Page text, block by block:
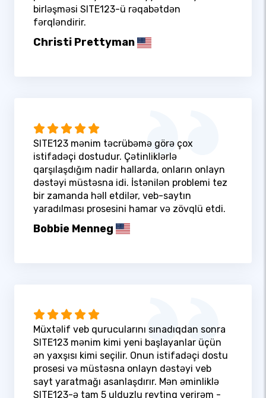
birləşməsi SITE123-ü rəqabətdən
fərqləndirir.
Christi Prettyman
SITE123 mənim təcrübəmə görə çox
istifadəçi dostudur. Çətinliklərlə
qarşılaşdığım nadir hallarda, onların onlayn
dəstəyi müstəsna idi. İstənilən problemi tez
bir zamanda həll etdilər, veb-saytın
yaradılması prosesini hamar və zövqlü etdi.
Bobbie Menneg
Müxtəlif veb qurucularını sınadıqdan sonra
SITE123 mənim kimi yeni başlayanlar üçün
ən yaxşısı kimi seçilir. Onun istifadəçi dostu
prosesi və müstəsna onlayn dəstəyi veb
sayt yaratmağı asanlaşdırır. Mən əminliklə
SITE123-ə tam 5 ulduzlu reytinq verirəm -